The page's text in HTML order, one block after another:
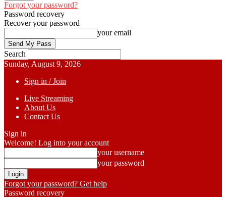
Forgot your password?
Password recovery
Recover your password
your email
Search
Sunday, August 9, 2026
Sign in / Join
Live Streaming
About Us
Contact Us
Sign in
Welcome! Log into your account
your username
your password
Forgot your password? Get help
Password recovery